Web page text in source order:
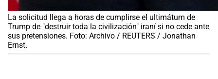
La solicitud llega a horas de cumplirse el ultimátum de
Trump de "destruir toda la civilización" iraní si no cede ante
sus pretensiones. Foto: Archivo / REUTERS / Jonathan
Ernst.